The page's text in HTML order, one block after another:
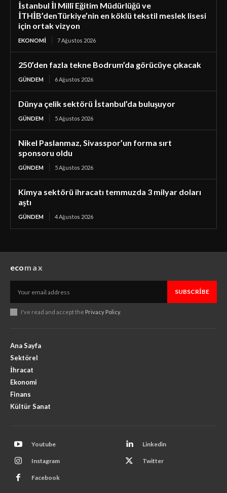
İstanbul İl Millî Eğitim Müdürlüğü ve
İTHİB’denTürkiye’nin en köklü tekstil meslek lisesi
için ortak vizyon
EKONOMI 7 Ağustos 2026
250’den fazla tekne Bodrum’da görücüye çıkacak
GÜNDEM 6 Ağustos 2026
Dünya çelik sektörü İstanbul’da buluşuyor
GÜNDEM 5 Ağustos 2026
Nikel Paslanmaz, Sivasspor’un forma sırt
sponsoru oldu
GÜNDEM 5 Ağustos 2026
Kimya sektörü ihracatı temmuzda 3 milyar doları
aştı
GÜNDEM 4 Ağustos 2026
ecomax
SUBSCRIBE
I've read and accept the Privacy Policy.
Ana Sayfa
Sektörel
İhracat
Ekonomi
Finans
Kültür Sanat
Youtube Linkedin
Instagram Twitter
Facebook